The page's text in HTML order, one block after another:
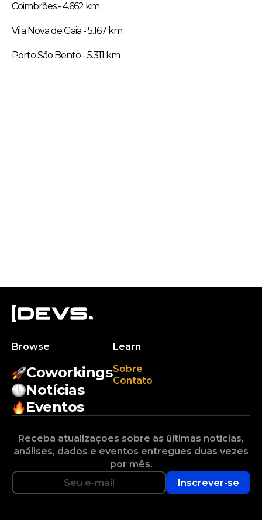
Coimbrões - 4.662 km
Vila Nova de Gaia - 5.167 km
Porto São Bento - 5.311 km
Browse
Coworkings
Notícias
Eventos
Learn
Sobre
Contato
Receba atualizações sobre as últimas notícias,
análises, dados e eventos entregues duas vezes
por mês.
Inscrever-se